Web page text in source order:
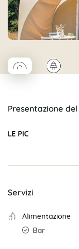
◯Coco rond🌲
Presentazione
LE PIC
Servizi
Alimentazione
Bar